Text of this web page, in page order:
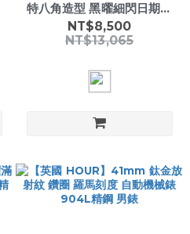
特八角造型 黑曜細閃日期顯
示 自動機械錶 904L精鋼 男
錶
NT$8,500
NT$13,065